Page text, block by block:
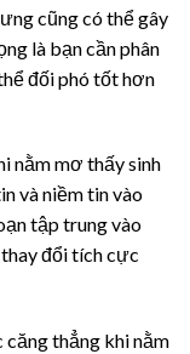
cũng có thể gây
là bạn cần phân
đối phó tốt hơn
nằm mơ thấy sinh
và niềm tin vào
tập trung vào
thay đổi tích cực
căng thẳng khi nằm